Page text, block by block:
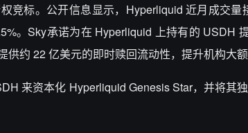
竞标。公开信息显示， Hyperliquid 近月成交量
。Sky承诺为在 Hyperliquid 上持有的 USDH
供约 22亿美元的即时赎回流动性，提升机构大额
来资本化 Hyperliquid Genesis Star，并将其